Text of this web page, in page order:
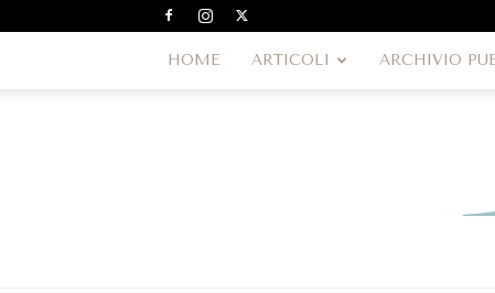
HOME ARTICOLI ARCHIVIO